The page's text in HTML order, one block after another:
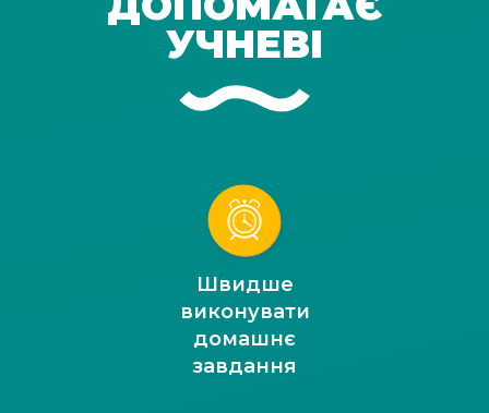
УЧНЕВІ
Швидше
виконувати
домашнє
завдання